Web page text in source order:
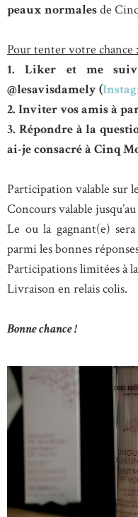
peaux normalesde
Pour tenter votre chance :
1. Liker et me
@lesavisdamely (
2. Inviter vos amis à
3. Répondre à la
ai-je consacré à Cinq
Participation valable sur
Concours valable
Le ou la gagnant(e)
parmi les bonnes
Participations limitées à
Livraison en relais colis.
Bonne chance !